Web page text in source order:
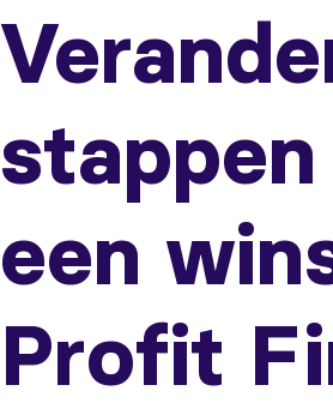
een
Profit